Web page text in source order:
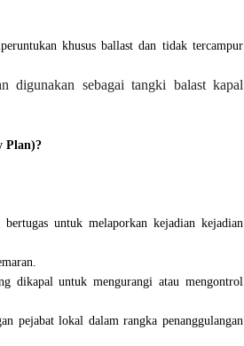
khusus ballast dan tidak tercampur
digunakan sebagai tangki balast kapal
Plan)?
untuk melaporkan kejadian kejadian
dikapal untuk mengurangi atau mengontrol
pejabat lokal dalam rangka penanggulangan